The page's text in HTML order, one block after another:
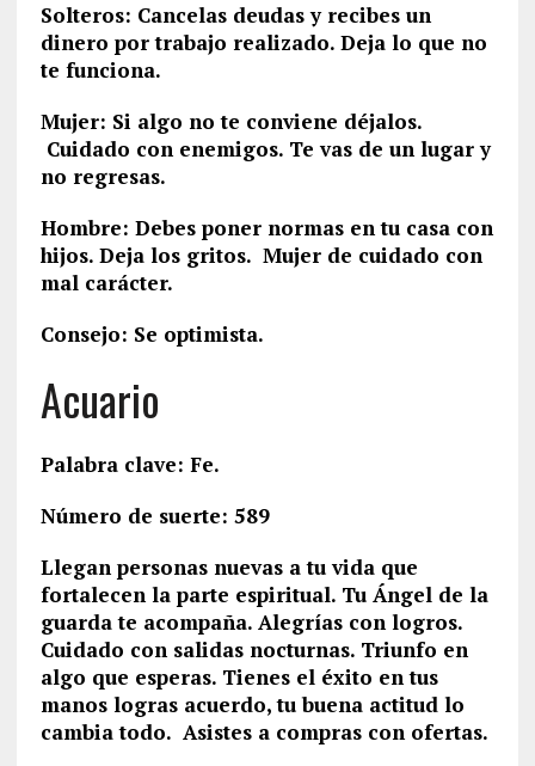
Solteros: Cancelas deudas y recibes un
dinero por trabajo realizado. Deja lo que no
te funciona.
Mujer: Si algo no te conviene déjalos.
Cuidado con enemigos. Te vas de un lugar y
no regresas.
Hombre: Debes poner normas en tu casa con
hijos. Deja los gritos. Mujer de cuidado con
mal carácter.
Consejo: Se optimista.
Acuario
Palabra clave: Fe.
Número de suerte: 589
Llegan personas nuevas a tu vida que
fortalecen la parte espiritual. Tu Ángel de la
guarda te acompaña. Alegrías con logros.
Cuidado con salidas nocturnas. Triunfo en
algo que esperas. Tienes el éxito en tus
manos logras acuerdo, tu buena actitud lo
cambia todo. Asistes a compras con ofertas.